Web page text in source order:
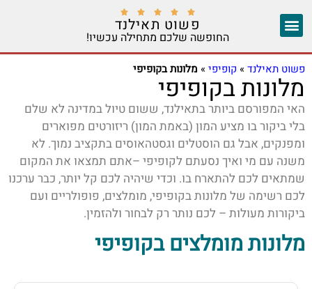





פשוט תאילנד
החופשה שלכם מתחילה עכשיו!
פשוט תאילנד» קופיפי» מלונות בקופיפי
מלונות בקופיפי
האי המפורסם ביותר בתאילנד, ששום טיול במדינה לא שלם
בלי ביקור בו מציע המון (באמת המון) ריזורטים מפוארים
ומפנקים, אבל גם הוסטלים וגסטהאוסים בתקציב נמוך. לא
משנה עם מי ואיך נסעתם לקופיפי –אתם תמצאו את המקום
שמתאים לכם להתארח בו. וכדי שיהיה לכם קל יותר, כבר ערכנו
לכם רשימה של מלונות בקופיפי, מומלצים, פופולריים ועם
ביקורות מעולות – לכם נותר רק לבחור ולהזמין.
מלונות מומלצים בקופיפי